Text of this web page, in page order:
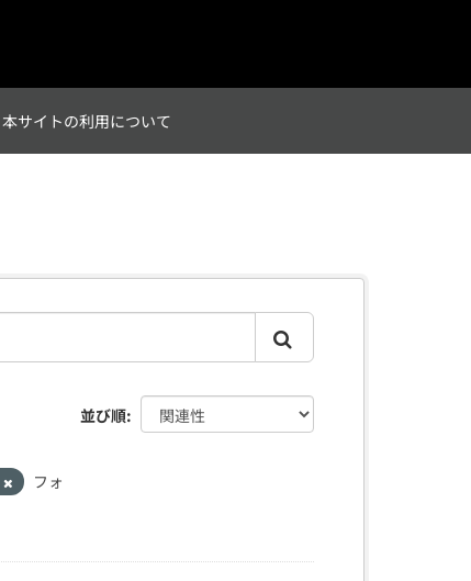
本サイトの利用について
並び順
フォ